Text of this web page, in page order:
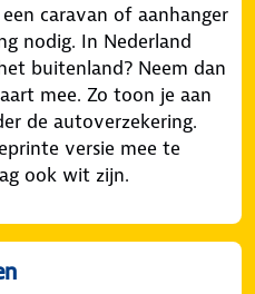
caravan of aanhanger
nodig. In Nederland
buitenland? Neem dan
mee. Zo toon je aan
de autoverzekering.
versie mee te
ook wit zijn.